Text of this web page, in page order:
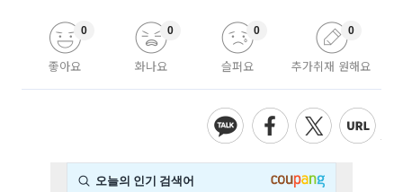
좋아요
0
화나요
0
슬퍼요
0
추가취재 원해요
0